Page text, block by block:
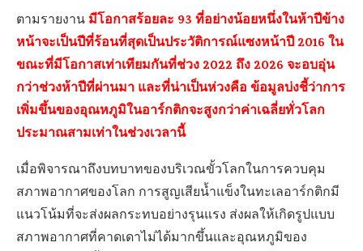
ตามรายงาน มีโอกาสร้อยละ 93 ที่อย่างน้อยหนึ่งในห้าปีข้าง
หน้าจะเป็นปีที่ร้อนที่สุดเป็นประวัติการณ์แซงหน้าปี 2016 ใน
ขณะที่มีโอกาสเท่าเทียมกันที่ช่วง 2022 ถึง 2026 จะอบอุ่น
กว่าช่วงห้าปีที่ผ่านมา และที่น่าเป็นห่วงคือ ข้อมูลบ่งชี้ว่าการ
เพิ่มขึ้นของอุณหภูมิในอาร์กติกจะสูงกว่าค่าเฉลี่ยทั่วโลก
ประมาณสามเท่าในช่วงเวลานี้
เมื่อพิจารณาถึงบทบาทของบริเวณขั้วโลกในการควบคุม
สภาพอากาศของโลก การสูญเสียน้ำแข็งในทะเลอาร์กติกมี
แนวโน้มที่จะส่งผลกระทบอย่างรุนแรง ส่งผลให้เกิดรูปแบบ
สภาพอากาศที่คาดเดาไม่ได้มากขึ้นและอุณหภูมิของ